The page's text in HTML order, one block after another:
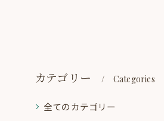
カテゴリー Categories
全てのカテゴリー